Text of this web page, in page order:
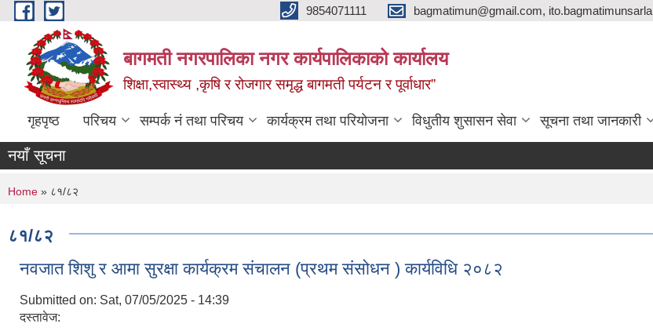
Skip to main content 9854071111 bagmatimun@gmail.com,
बागमती नगरपालिका नगर कार्यपालिकाको कार्यालय
शिक्षा,स्वास्थ्य ,कृषि र रोजगार समृद्ध बागमती पर्यटन र पूर्वाधार”
गृहपृष्ठ परिचय सम्पर्क नं तथा परिचय कार्यक्रम तथा परियोजना विधुतीय शुसासन सेवा सूचना तथा जानकारी
नयाँ सूचना
You are here
Home » ८१/८२
८१/८२
नवजात शिशु र आमा सुरक्षा कार्यक्रम संचालन (प्रथम संसोधन ) कार्यविधि २०८२
Submitted on: Sat, 07/05/2025 - 14:39
दस्तावेज: